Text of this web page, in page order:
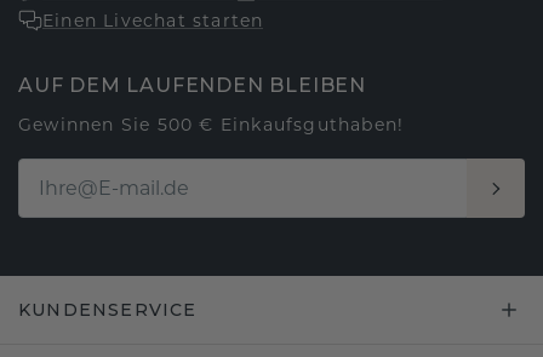
Einen Livechat starten
AUF DEM LAUFENDEN BLEIBEN
Gewinnen Sie 500 € Einkaufsguthaben!
KUNDENSERVICE